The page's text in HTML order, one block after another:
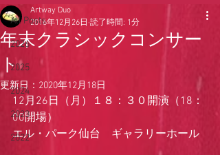
All Posts
2026
2025
2024
2023
2022
年末クラシックコンサー
ト
Artway Duo
2016年12月26日 読了時間: 1分
更新日： 2020年12月18日
12月26日（月）１８：３０開演（18：
00開場）
エル・パーク仙台　ギャラリーホール